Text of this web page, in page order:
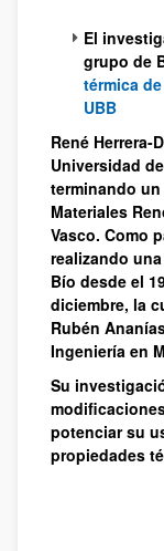
El
grupo de
térmica
UBB
René Herrera-
Universidad
terminando
Materiales
Vasco. Como
realizando
Bío desde el
diciembre, la
Rubén
Ingeniería en
Su
potenciar su
propiedades